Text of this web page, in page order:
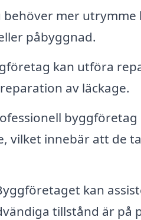
behöver mer
påbyggnad.
kan utföra
av läckage.
byggföretag
vilket innebär att de
kan
tillstånd är på